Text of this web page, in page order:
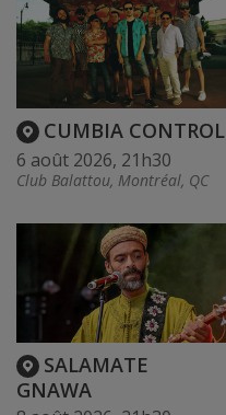
CUMBIA CONTROL
6 août 2026, 21h30
Club Balattou, Montréal, QC
SALAMATE
GNAWA